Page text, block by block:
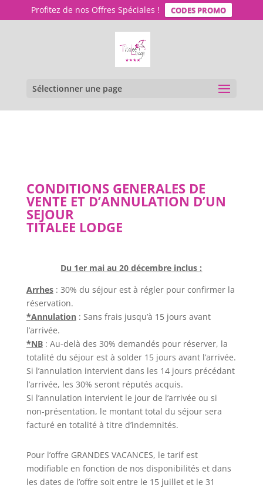
Profitez de nos Offres Spéciales ! CODES PROMO
Sélectionner une page
CONDITIONS GENERALES DE
VENTE ET D’ANNULATION D’UN
SEJOUR
TITALEE LODGE
Du 1er mai au 20 décembre inclus :
Arrhes: 30% du séjour est à régler pour confirmer la
réservation.
*Annulation: Sans frais jusqu’à 15 jours avant
l’arrivée.
*NB: Au-delà des 30% demandés pour réserver, la
totalité du séjour est à solder 15 jours avant l’arrivée.
Si l’annulation intervient dans les 14 jours précédant
l’arrivée, les 30% seront réputés acquis.
Si l’annulation intervient le jour de l’arrivée ou si
non-présentation, le montant total du séjour sera
facturé en totalité à titre d’indemnités.
Pour l’offre GRANDES VACANCES, le tarif est
modifiable en fonction de nos disponibilités et dans
les dates de l’offre soit entre le 15 juillet et le 31